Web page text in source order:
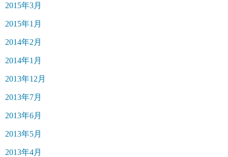
2015年3月
2015年1月
2014年2月
2014年1月
2013年12月
2013年7月
2013年6月
2013年5月
2013年4月